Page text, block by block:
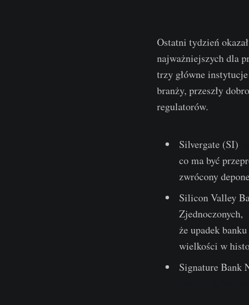
Ostatni tydzień
najważniejszych dla
trzy główne
branży, przeszły
regulatorów.
Silvergate (SI)
co ma być
zwrócony
Silicon Valley
Zjednoczonych,
że upadek
wielkości w
Signature Bank